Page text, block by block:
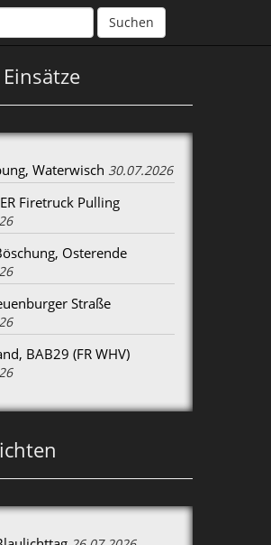
Suchen
Waterwisch 30.07.2026
Firetruck Pulling
Osterende
Straße
BAB29 (FR WHV)